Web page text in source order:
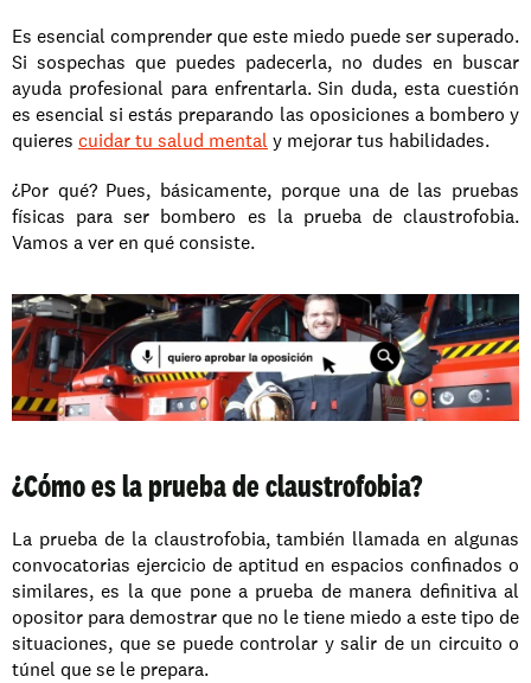
Es esencial comprender que este miedo puede ser superado.
Si sospechas que puedes padecerla, no dudes en buscar
ayuda profesional para enfrentarla. Sin duda, esta cuestión
es esencial si estás preparando las oposiciones a bombero y
quieres cuidar tu salud mental y mejorar tus habilidades.
¿Por qué? Pues, básicamente, porque una de las pruebas
físicas para ser bombero es la prueba de claustrofobia.
Vamos a ver en qué consiste.
¿Cómo es la prueba de claustrofobia?
La prueba de la claustrofobia, también llamada en algunas
convocatorias ejercicio de aptitud en espacios confinados o
similares, es la que pone a prueba de manera definitiva al
opositor para demostrar que no le tiene miedo a este tipo de
situaciones, que se puede controlar y salir de un circuito o
túnel que se le prepara.